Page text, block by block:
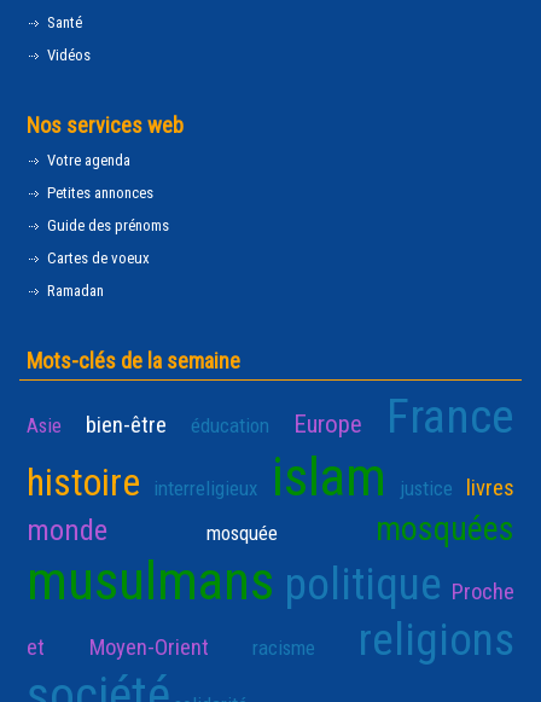
Santé
Vidéos
Nos services web
Votre agenda
Petites annonces
Guide des prénoms
Cartes de voeux
Ramadan
Mots-clés de la semaine
Asie bien-être éducation Europe France
histoire interreligieux islam justice livres
monde mosquée mosquées
musulmans politique Proche
et Moyen-Orient racisme religions